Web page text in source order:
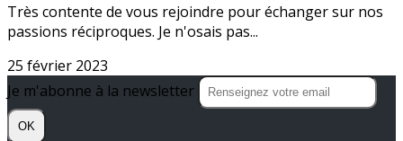
Très contente de vous rejoindre pour échanger sur nos
passions réciproques. Je n'osais pas...
25 février 2023
Je m'abonne à la newsletter
OK